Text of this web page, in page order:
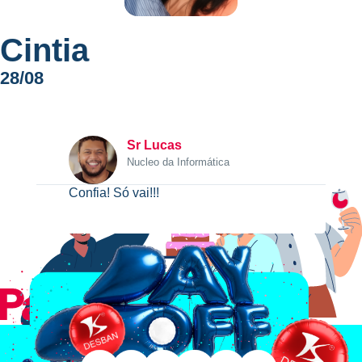
Cintia
28/08
Sr Lucas
Nucleo da Informática
Confia! Só vai!!!